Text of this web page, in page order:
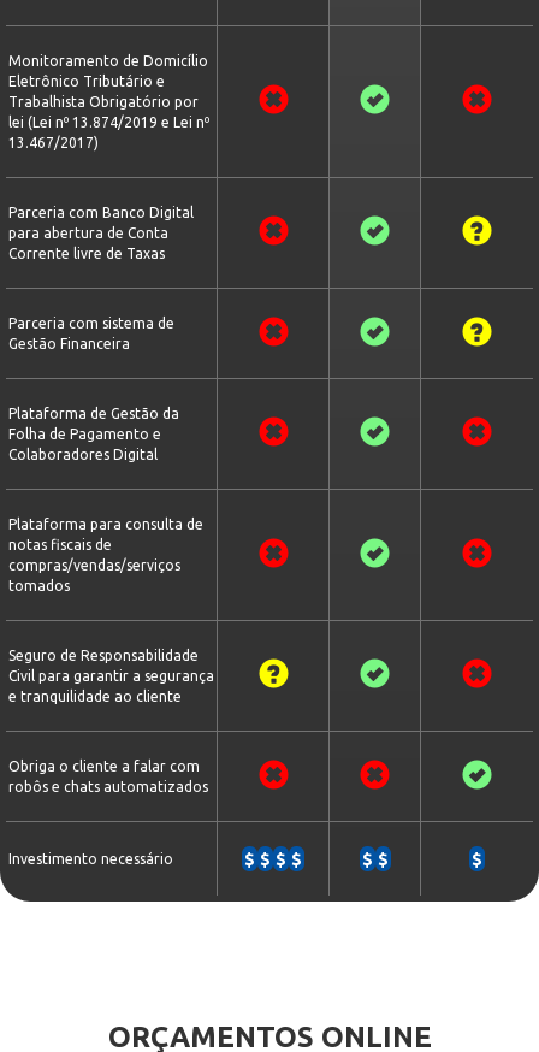
Monitoramento de Domicílio
Eletrônico Tributário e
Trabalhista Obrigatório por
lei (Lei nº 13.874/2019 e Lei nº
13.467/2017)
Parceria com Banco Digital
para abertura de Conta
Corrente livre de Taxas
Parceria com sistema de
Gestão Financeira
Plataforma de Gestão da
Folha de Pagamento e
Colaboradores Digital
Plataforma para consulta de
notas fiscais de
compras/vendas/serviços
tomados
Seguro de Responsabilidade
Civil para garantir a segurança
e tranquilidade ao cliente
Obriga o cliente a falar com
robôs e chats automatizados
Investimento necessário $ $ $ $ $ $ $
ORÇAMENTOS ONLINE